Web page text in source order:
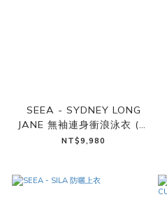
SEEA - SYDNEY LONG
JANE 無袖連身衝浪泳衣 (海
洋藍)
NT$9,980